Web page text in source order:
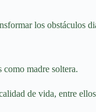
los obstáculos
como madre soltera.
de vida, entre